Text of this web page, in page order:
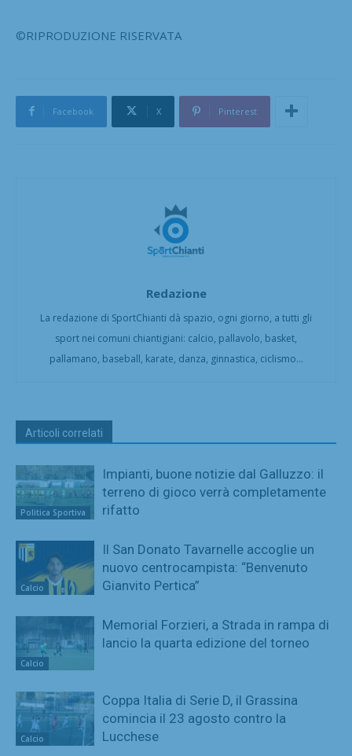
©RIPRODUZIONE RISERVATA
Facebook X Pinterest
Redazione
La redazione di SportChianti dà spazio, ogni giorno, a tutti gli
sport nei comuni chiantigiani: calcio, pallavolo, basket,
pallamano, baseball, karate, danza, ginnastica, ciclismo...
Articoli correlati
Politica Sportiva
Impianti, buone notizie dal Galluzzo: il
terreno di gioco verrà completamente
rifatto
Calcio
Il San Donato Tavarnelle accoglie un
nuovo centrocampista: “Benvenuto
Gianvito Pertica”
Calcio
Memorial Forzieri, a Strada in rampa di
lancio la quarta edizione del torneo
Calcio
Coppa Italia di Serie D, il Grassina
comincia il 23 agosto contro la
Lucchese